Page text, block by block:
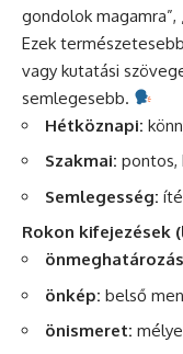
gondolok magamra”,
Ezek
vagy kutatási
semlegesebb.
Hétköznapi:
Szakmai: pontos,
Semlegesség:
Rokon kifejezések
önkép: belső
önismeret: